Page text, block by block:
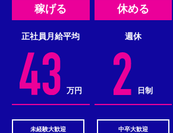
稼げる
正社員月給平均
万円
休める
週休
日制
未経験大歓迎 中卒大歓迎